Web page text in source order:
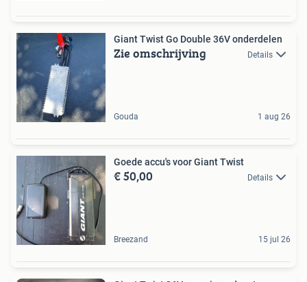
Giant Twist Go Double 36V onderdelen
Zie omschrijving Details
Gouda 1 aug 26
Goede accu's voor Giant Twist
€ 50,00 Details
Breezand 15 jul 26